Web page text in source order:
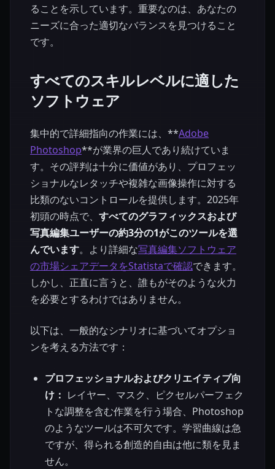
ることを示しています。重要なのは、あなたの
ニーズに合った適切なバランスを見つけること
です。
すべてのスキルレベルに適した
ソフトウェア
集中的で詳細指向の作業には、**Adobe
Photoshop**が業界の巨人であり続けていま
す。その評判は十分に価値があり、プロフェッ
ショナルなレタッチや複雑な画像操作に対する
比類のないコントロールを提供します。2025年
初頭の時点で、 すべてのグラフィックスおよび
写真編集ユーザーの約3分の1がこのツールを選
んでいます。より詳細な写真編集ソフトウェア
の市場シェアデータをStatistaで確認できます。
しかし、正直に言うと、誰もがそのような火力
を必要とするわけではありません。
以下は、一般的なシナリオに基づいてオプショ
ンを考える方法です：
プロフェッショナルおよびクリエイティブ向
け： レイヤー、マスク、ピクセルパーフェク
トな調整を含む作業を行う場合、Photoshop
のようなツールは不可欠です。学習曲線は急
ですが、得られる創造的自由は他に類を見ま
せん。